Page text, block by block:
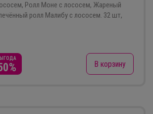
Ролл Моне с лососем, Жареный
ролл Малибу с лососем. 32 шт,
В корзину